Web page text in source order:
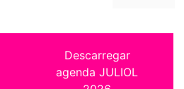
Descarregar
agenda JULIOL